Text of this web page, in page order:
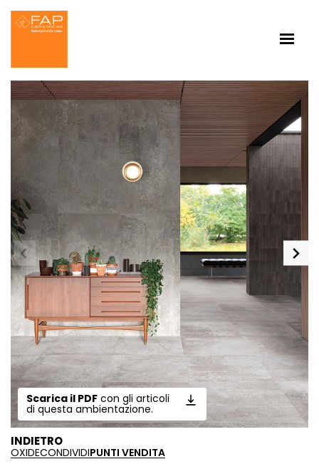
Scarica il PDF con gli articoli
di questa ambientazione.
INDIETRO
OXIDECONDIVIDIPUNTI VENDITA